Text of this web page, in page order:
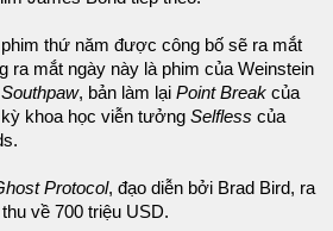
phim thứ năm được công bố sẽ ra mắt
ra mắt ngày này là phim của Weinstein
Southpaw, bản làm lại Point Break của
khoa học viễn tưởng Selfless của
Protocol, đạo diễn bởi Brad Bird, ra
về 700 triệu USD.